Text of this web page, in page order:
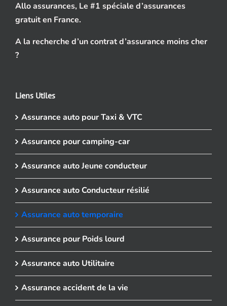
Allo assurances, Le #1 spéciale d’assurances
gratuit en France.
A la recherche d’un contrat d’assurance moins cher
?
Liens Utiles
Assurance auto pour Taxi & VTC
Assurance pour camping-car
Assurance auto Jeune conducteur
Assurance auto Conducteur résilié
Assurance auto temporaire
Assurance pour Poids lourd
Assurance auto Utilitaire
Assurance accident de la vie